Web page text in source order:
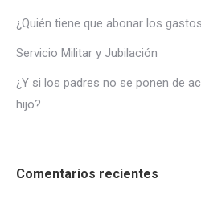
¿Quién tiene que abonar los
Servicio Militar y Jubilación
¿Y si los padres no se ponen de
hijo?
Comentarios recientes